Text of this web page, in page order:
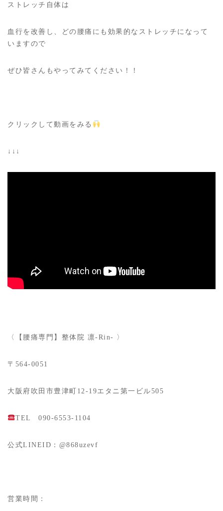
ストレッチ自体は
血行を改善し、どの腰痛にも効果的なストレッチになって
いますので
ぜひ皆さんもやってみてください！！
クリックして動画をみる
↓↓↓
〈【腰痛専門】整体院 凛-Rin- 〉
〒564-0051
大阪府吹田市豊津町12-19エタニ第一ビル505
TEL 090-6553-1104
公式LINEID：@868uzevf
営業時間：